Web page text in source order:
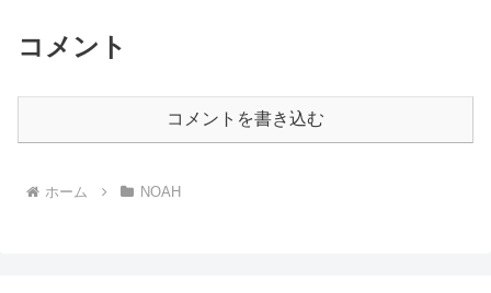
コメント
コメントを書き込む
ホーム NOAH